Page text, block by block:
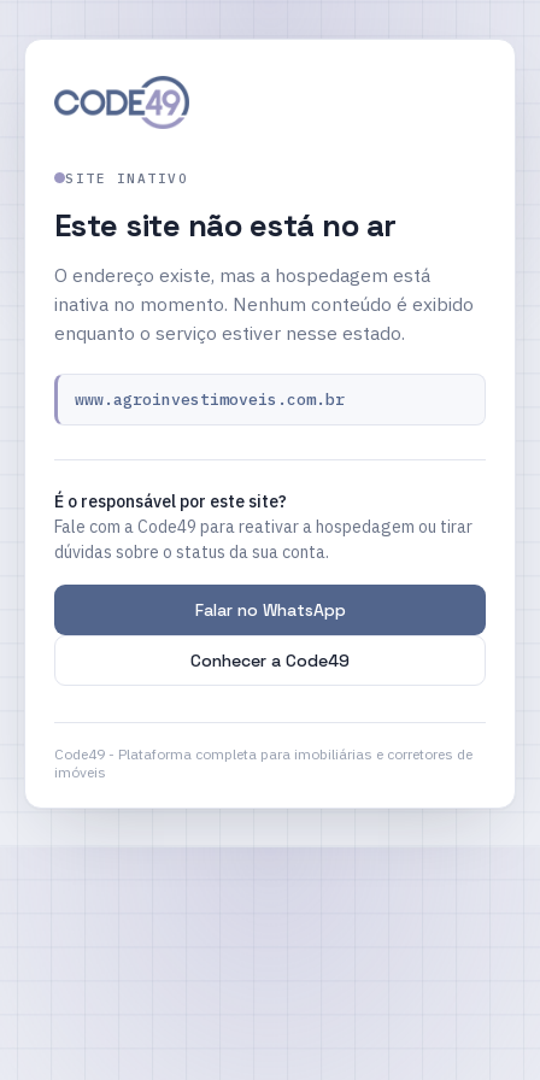
SITE INATIVO
Este site não está no ar
O endereço existe, mas a hospedagem está
inativa no momento. Nenhum conteúdo é exibido
enquanto o serviço estiver nesse estado.
www.agroinvestimoveis.com.br
É o responsável por este site?
Fale com a Code49 para reativar a hospedagem ou tirar
dúvidas sobre o status da sua conta.
Falar no WhatsApp
Conhecer a Code49
Code49 - Plataforma completa para imobiliárias e corretores de
imóveis